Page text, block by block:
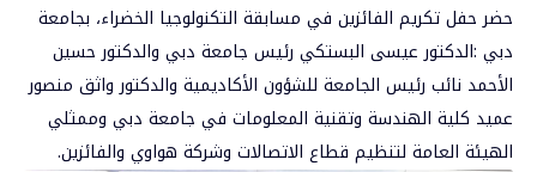
حضر حفل تكريم الفائزين في مسابقة التكنولوجيا الخضراء، بجامعة
دبي :الدكتور عيسى البستكي رئيس جامعة دبي والدكتور حسين
الأحمد نائب رئيس الجامعة للشؤون الأكاديمية والدكتور واثق منصور
عميد كلية الهندسة وتقنية المعلومات في جامعة دبي وممثلي
الهيئة العامة لتنظيم قطاع الاتصالات وشركة هواوي والفائزين.